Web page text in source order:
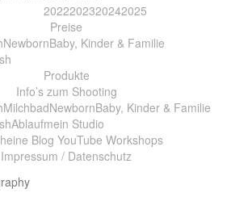
2022202320242025
Preise
NewbornBaby, Kinder & Familie
Produkte
Info’s zum Shooting
MilchbadNewbornBaby, Kinder & Familie
Ablaufmein Studio
Blog YouTube Workshops
Impressum / Datenschutz